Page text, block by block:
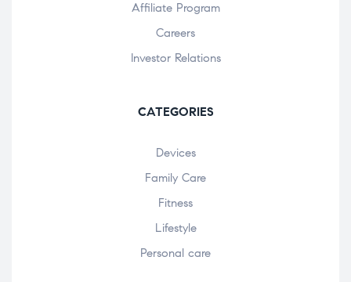
Affiliate Program
Careers
Investor Relations
CATEGORIES
Devices
Family Care
Fitness
Lifestyle
Personal care